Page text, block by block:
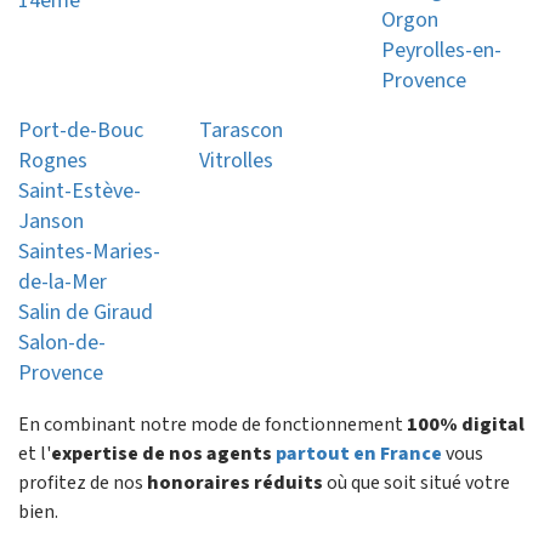
Orgon
Peyrolles-en-
Provence
Port-de-Bouc
Rognes
Saint-Estève-
Janson
Saintes-Maries-
de-la-Mer
Salin de Giraud
Salon-de-
Provence
Tarascon
Vitrolles
En combinant notre mode de fonctionnement 100% digital
et l'expertise de nos agents partout en Francevous
profitez de nos honoraires réduitsoù que soit situé votre
bien.